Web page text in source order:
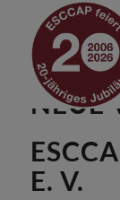
ESCCAP
NEUE
E. V.